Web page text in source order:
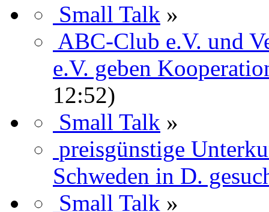
Small Talk »
ABC-Club e.V. und
e.V. geben
12:52)
Small Talk »
preisgünstige
Schweden in D.
Small Talk »